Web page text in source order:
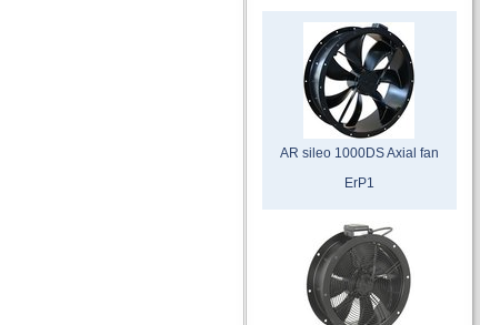
AR sileo 1000DS Axial fan
ErP1